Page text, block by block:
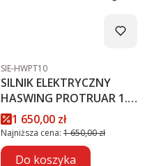
Kod produktu
SIE-HWPT10
SILNIK ELEKTRYCZNY
HASWING PROTRUAR 1.0 -
12VCena promocyjna
1 650,00 zł
Najniższa cena: 1 650,00 zł
Do koszyka